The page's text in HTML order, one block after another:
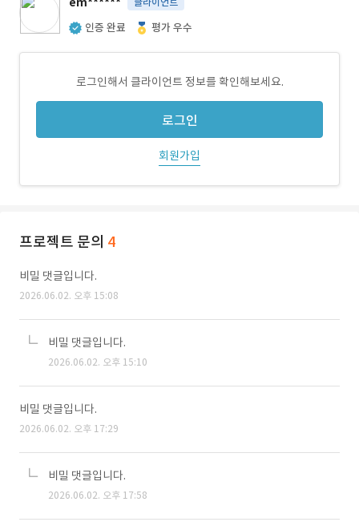
인증 완료 평가 우수
로그인해서 클라이언트 정보를 확인해보세요.
로그인
회원가입
프로젝트 문의 4
비밀 댓글입니다.
2026.06.02. 오후 15:08
비밀 댓글입니다.
2026.06.02. 오후 15:10
비밀 댓글입니다.
2026.06.02. 오후 17:29
비밀 댓글입니다.
2026.06.02. 오후 17:58